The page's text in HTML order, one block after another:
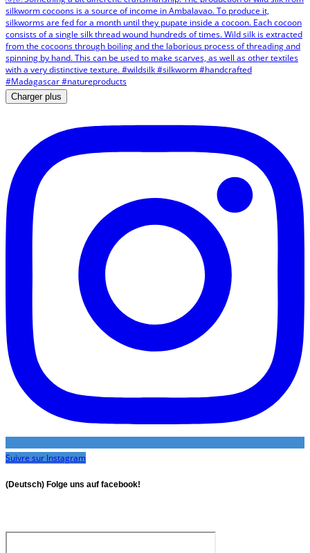
Charger plus
Suivre sur Instagram
(Deutsch) Folge uns auf facebook!